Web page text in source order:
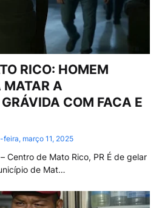
RICO: HOMEM
MATAR A
COM FACA E
feira, março 11, 2025
Centro de Mato Rico, PR É de gelar
de Mat…